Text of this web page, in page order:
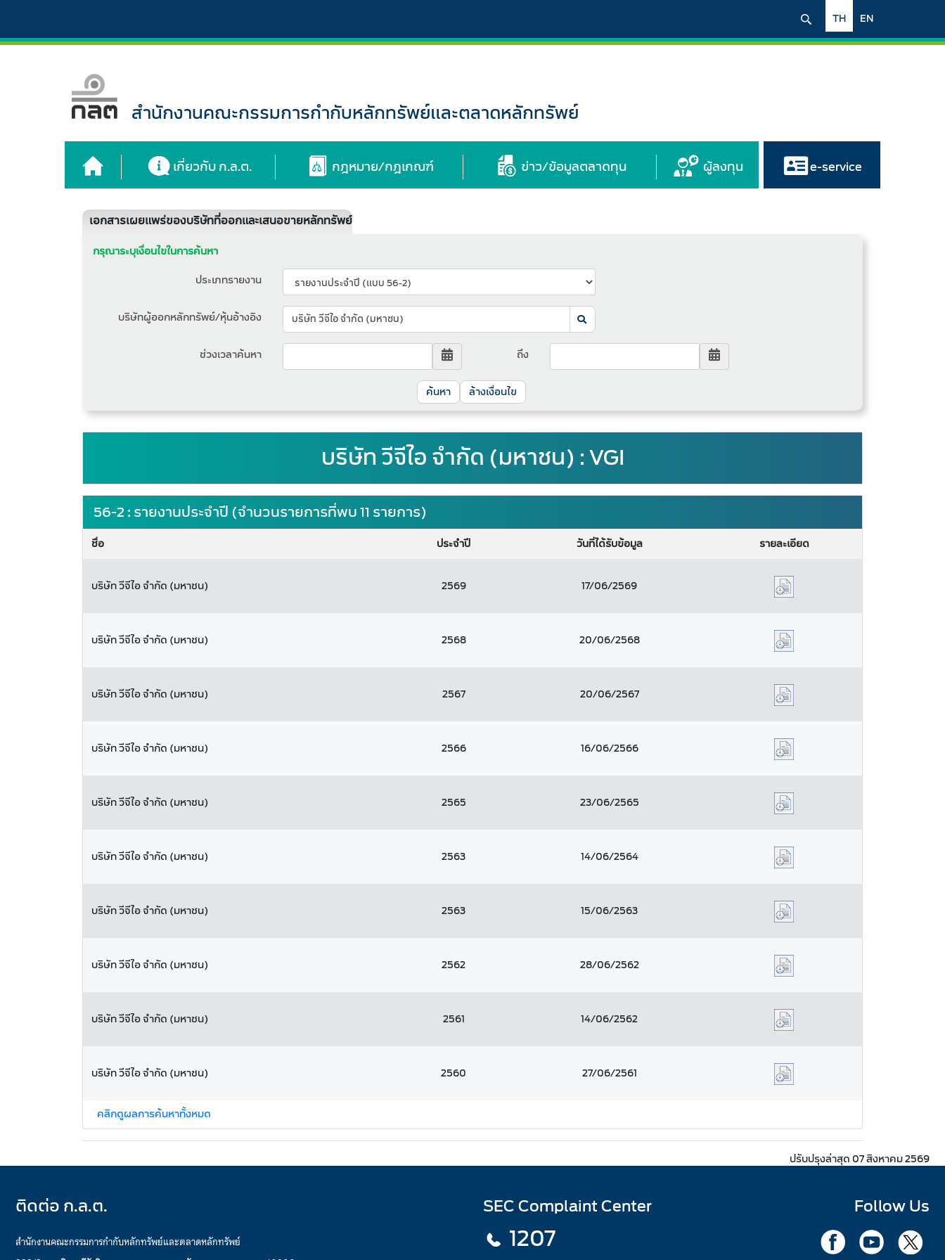
EN
TH
สำนักงานคณะกรรมการกำกับหลักทรัพย์และตลาดหลักทรัพย์
เกี่ยวกับ ก.ล.ต. กฎหมาย/กฎเกณฑ์ ข่าว/ข้อมูลตลาดทุน ผู้ลงทุน e-service
เอกสารเผยแพร่ของบริษัทที่ออกและเสนอขายหลักทรัพย์
กรุณาระบุเงื่อนไขในการค้นหา
ประเภทรายงาน
บริษัทผู้ออกหลักทรัพย์/หุ้นอ้างอิง
ช่วงเวลาค้นหา ถึง
ล้างเงื่อนไข
บริษัท วีจีไอ จำกัด (มหาชน) : VGI
56-2 : รายงานประจำปี (จำนวนรายการที่พบ 11 รายการ)
ชื่อ ประจำปี วันที่ได้รับข้อมูล รายละเอียด
บริษัท วีจีไอ จำกัด (มหาชน) 2569 17/06/2569
บริษัท วีจีไอ จำกัด (มหาชน) 2568 20/06/2568
บริษัท วีจีไอ จำกัด (มหาชน) 2567 20/06/2567
บริษัท วีจีไอ จำกัด (มหาชน) 2566 16/06/2566
บริษัท วีจีไอ จำกัด (มหาชน) 2565 23/06/2565
บริษัท วีจีไอ จำกัด (มหาชน) 2563 14/06/2564
บริษัท วีจีไอ จำกัด (มหาชน) 2563 15/06/2563
บริษัท วีจีไอ จำกัด (มหาชน) 2562 28/06/2562
บริษัท วีจีไอ จำกัด (มหาชน) 2561 14/06/2562
บริษัท วีจีไอ จำกัด (มหาชน) 2560 27/06/2561
คลิกดูผลการค้นหาทั้งหมด
ปรับปรุงล่าสุด 07 สิงหาคม 2569
ติดต่อ ก.ล.ต.
สำนักงานคณะกรรมการกำกับหลักทรัพย์และตลาดหลักทรัพย์
SEC Complaint Center
1207
Follow Us